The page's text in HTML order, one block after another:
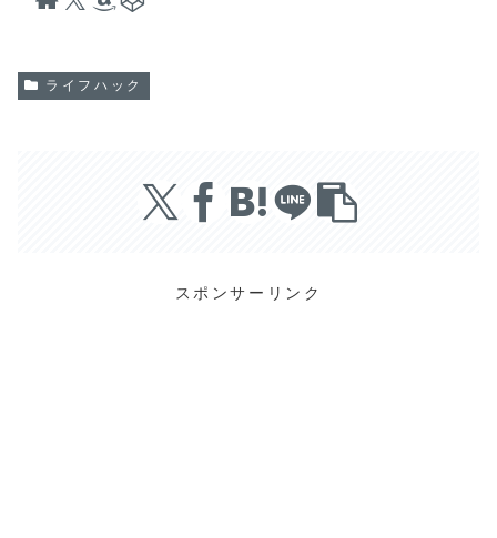
ライフハック
スポンサーリンク